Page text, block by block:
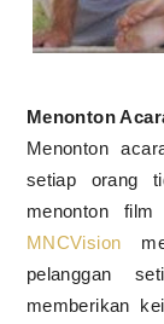
Menonton
Menonton
setiap orang
menonton
MNCVision
pelanggan
memberikan